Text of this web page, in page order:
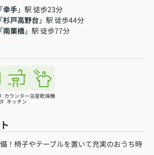
「幸手」駅 徒歩23分
「杉戸高野台」駅 徒歩44分
「南栗橋」駅 徒歩77分
カウンター
キッチン
浴室乾燥機
！椅子やテーブルを置いて充実のおうち時